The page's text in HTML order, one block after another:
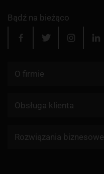
Bądź na bieżąco
O firmie
Kontakt
Dlaczego my?
Obsługa klienta
Firmy kurierskie
Rozwiązania biznesowe